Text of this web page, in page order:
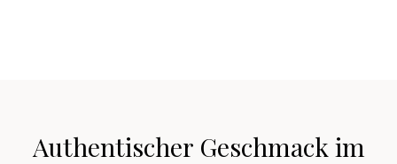
Authentischer Geschmack im